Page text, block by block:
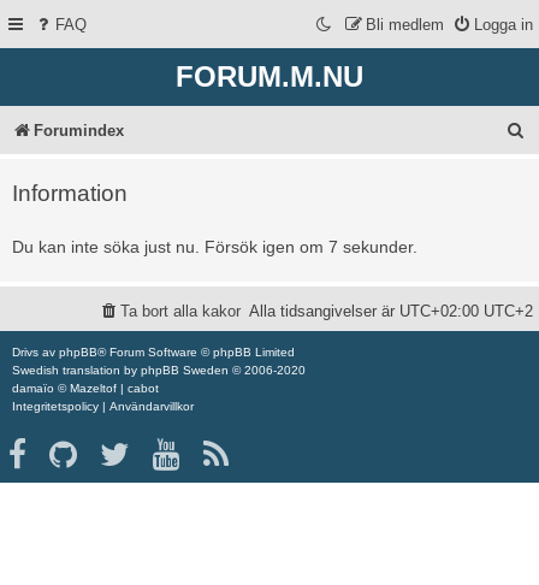
FAQ Logga in
Bli medlem
FORUM.M.NU
Forumindex
Information
Du kan inte söka just nu. Försök igen om 7 sekunder.
Alla tidsangivelser är UTC+02:00 UTC+2
Ta bort alla kakor
Drivs av phpBB® Forum Software © phpBB Limited
Swedish translation by phpBB Sweden © 2006-2020
damaïo ©Mazeltof | cabot
Integritetspolicy | Användarvillkor